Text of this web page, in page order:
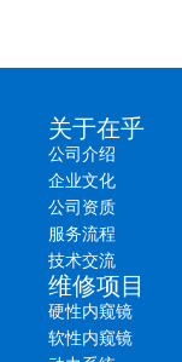
关于在乎
公司介绍
企业文化
公司资质
服务流程
技术交流
维修项目
硬性内窥镜
软性内窥镜